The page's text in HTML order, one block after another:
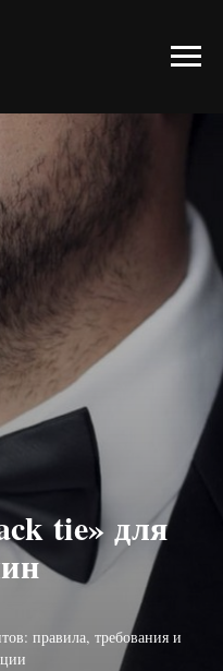
tie» для
правила, требования и